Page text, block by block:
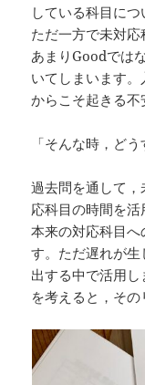
している科目に
ただ一方で未対応
あまりGoodでは
いてしまいます
からこそ起きる不
「そんな時，どう
過去問を通して
応科目の時間を
本来の対応科目
す。ただ遅れが
出する中で活用
を考えると，その